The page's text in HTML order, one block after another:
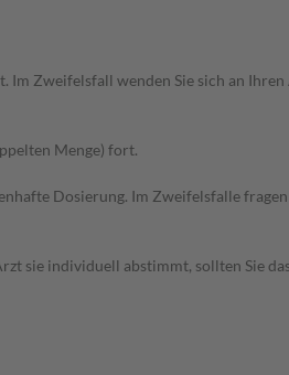
Im Zweifelsfall wenden Sie sich an Ihren
Menge) fort.
Dosierung. Im Zweifelsfalle
sie individuell abstimmt, sollten Sie